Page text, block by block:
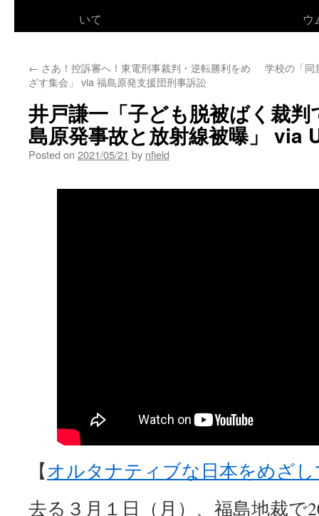
いて
ウ
← さあ！控訴審へ！東電刑事裁判・逆転勝利をめ
ざす集会」 via 福島原発支援団刑事訴訟
学校の「同
井戸謙一「子ども脱被ばく裁
島原発事故と放射線被曝」 via
Posted on 2021/05/21 by nfield
【オルタナティブな日本をめざ
去る３月１日（月）、福島地裁で